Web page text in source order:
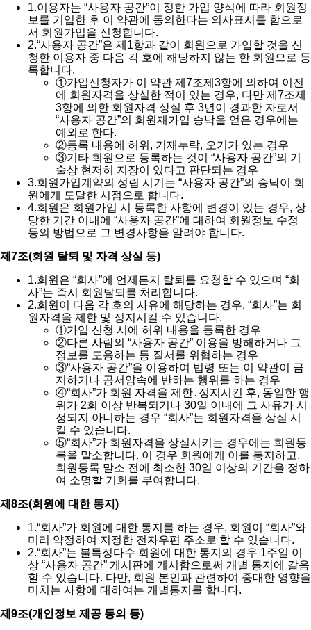
1.이용자는 “사용자 공간”이 정한 가입 양식에 따라 회원정
보를 기입한 후 이 약관에 동의한다는 의사표시를 함으로
서 회원가입을 신청합니다.
2.“사용자 공간”은 제1항과 같이 회원으로 가입할 것을 신
청한 이용자 중 다음 각 호에 해당하지 않는 한 회원으로 등
록합니다.
①가입신청자가 이 약관 제7조제3항에 의하여 이전
에 회원자격을 상실한 적이 있는 경우, 다만 제7조제
3항에 의한 회원자격 상실 후 3년이 경과한 자로서
“사용자 공간”의 회원재가입 승낙을 얻은 경우에는
예외로 한다.
②등록 내용에 허위, 기재누락, 오기가 있는 경우
③기타 회원으로 등록하는 것이 “사용자 공간”의 기
술상 현저히 지장이 있다고 판단되는 경우
3.회원가입계약의 성립 시기는 “사용자 공간”의 승낙이 회
원에게 도달한 시점으로 합니다.
4.회원은 회원가입 시 등록한 사항에 변경이 있는 경우, 상
당한 기간 이내에 “사용자 공간”에 대하여 회원정보 수정
등의 방법으로 그 변경사항을 알려야 합니다.
제7조(회원 탈퇴 및 자격 상실 등)
1.회원은 “회사”에 언제든지 탈퇴를 요청할 수 있으며 “회
사”는 즉시 회원탈퇴를 처리합니다.
2.회원이 다음 각 호의 사유에 해당하는 경우, “회사”는 회
원자격을 제한 및 정지시킬 수 있습니다.
①가입 신청 시에 허위 내용을 등록한 경우
②다른 사람의 “사용자 공간” 이용을 방해하거나 그
정보를 도용하는 등 질서를 위협하는 경우
③“사용자 공간”을 이용하여 법령 또는 이 약관이 금
지하거나 공서양속에 반하는 행위를 하는 경우
④“회사”가 회원 자격을 제한․정지시킨 후, 동일한 행
위가 2회 이상 반복되거나 30일 이내에 그 사유가 시
정되지 아니하는 경우 “회사”는 회원자격을 상실 시
킬 수 있습니다.
⑤“회사”가 회원자격을 상실시키는 경우에는 회원등
록을 말소합니다. 이 경우 회원에게 이를 통지하고,
회원등록 말소 전에 최소한 30일 이상의 기간을 정하
여 소명할 기회를 부여합니다.
제8조(회원에 대한 통지)
1.“회사”가 회원에 대한 통지를 하는 경우, 회원이 “회사”와
미리 약정하여 지정한 전자우편 주소로 할 수 있습니다.
2.“회사”는 불특정다수 회원에 대한 통지의 경우 1주일 이
상 “사용자 공간” 게시판에 게시함으로써 개별 통지에 갈음
할 수 있습니다. 다만, 회원 본인과 관련하여 중대한 영향을
미치는 사항에 대하여는 개별통지를 합니다.
제9조(개인정보 제공 동의 등)